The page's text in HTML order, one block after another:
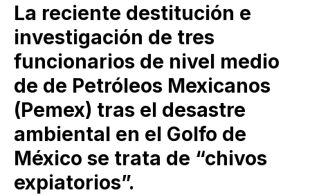
La reciente destitución e
investigación de tres
funcionarios de nivel medio
de de Petróleos Mexicanos
(Pemex) tras el desastre
ambiental en el Golfo de
México se trata de “chivos
expiatorios”.